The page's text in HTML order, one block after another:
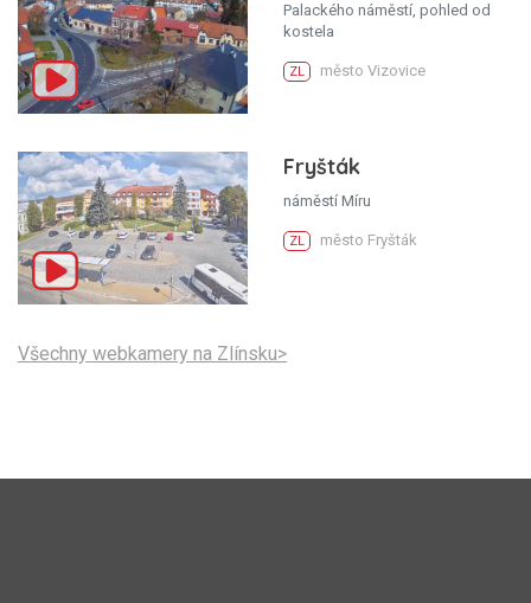
Palackého náměstí, pohled od
kostela
ZL město Vizovice
Fryšták
náměstí Míru
ZL město Fryšták
Všechny webkamery na Zlínsku>